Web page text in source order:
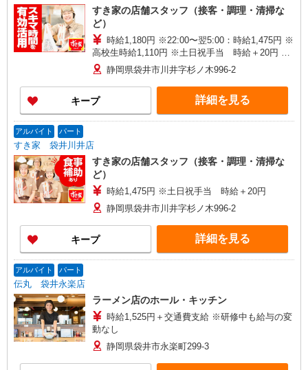
すき家の店舗スタッフ（接客・調理・清掃な
ど）
時給1,180円 ※22:00〜翌5:00：時給1,475円 ※
高校生時給1,110円 ※土日祝手当 時給＋20円 ※
早朝手当（5:00〜9:00）時給＋150円
静岡県袋井市川井字杉ノ木996-2
キープ 詳細を見る
アルバイト パート
すき家 袋井川井店
すき家の店舗スタッフ（接客・調理・清掃な
ど）
時給1,475円 ※土日祝手当 時給＋20円
静岡県袋井市川井字杉ノ木996-2
キープ 詳細を見る
アルバイト パート
伝丸 袋井永楽店
ラーメン店のホール・キッチン
時給1,525円＋交通費支給 ※研修中も給与の変
動なし
静岡県袋井市永楽町299-3